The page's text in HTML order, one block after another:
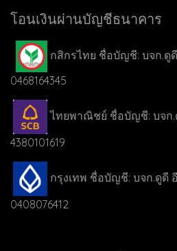
โอนเงินผ่านบัญชีธนาคาร
กสิกรไทย ชื่อบัญชี: บจก.ดู
0468164345
ไทยพาณิชย์ ชื่อบัญชี: บจก.
4380101619
กรุงเทพ ชื่อบัญชี: บจก.ดูดี
0408076412